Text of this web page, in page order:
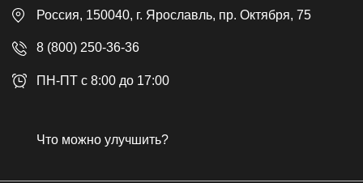
Доставка
Контакты
Гарантия
Публичная оферта
Россия, 150040, г. Ярославль, пр. Октября, 75
8 (800) 250-36-36
ПН-ПТ с 8:00 до 17:00
Что можно улучшить?